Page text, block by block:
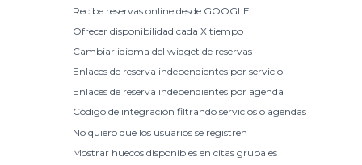
Recibe reservas online desde GOOGLE
Ofrecer disponibilidad cada X tiempo
Cambiar idioma del widget de reservas
Enlaces de reserva independientes por servicio
Enlaces de reserva independientes por agenda
Código de integración filtrando servicios o agendas
No quiero que los usuarios se registren
Mostrar huecos disponibles en citas grupales